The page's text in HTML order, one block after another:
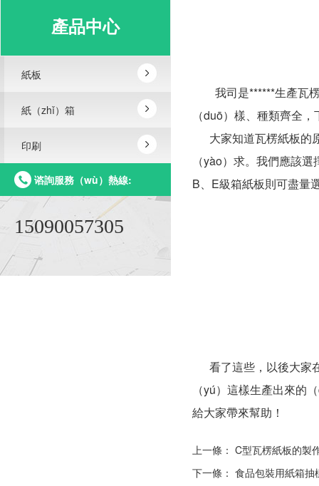
產品中心
紙板
紙（zhǐ）箱
印刷
谘詢服務（wù）熱線:
15090057305
我司是******生產瓦
（duō）樣、種類齊全
大家知道瓦楞紙板的
（yào）求。我們應該
B、E級箱紙板則可盡量
看了這些，以後大家
（yú）這樣生產出來的
給大家帶來幫助！
上一條： C型瓦楞紙板的製
下一條： 食品包裝用紙箱抽